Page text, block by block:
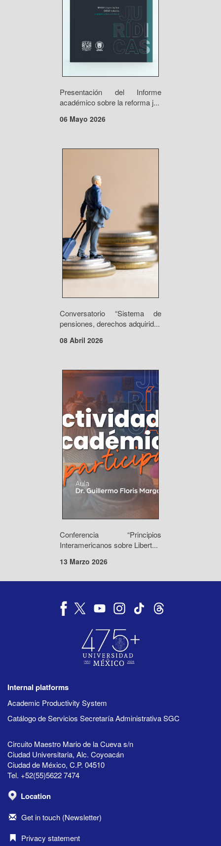
Presentación del Informe
académico sobre la reforma j...
06 Mayo 2026
Conversatorio “Sistema de
pensiones, derechos adquirid...
08 Abril 2026
Conferencia “Principios
Interamericanos sobre Libert...
13 Marzo 2026
Internal platforms
Academic Productivity System
Catálogo de Servicios Secretaría Administrativa SGC
Circuito Maestro Mario de la Cueva s/n
Ciudad Universitaria, Alc. Coyoacán
Ciudad de México, C.P. 04510
Tel. +52(55)5622 7474
Location
Get in touch (Newsletter)
Privacy statement